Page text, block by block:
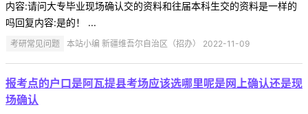
内容:请问大专毕业现场确认交的资料和往届本科生交的资料是一样的
吗回复内容:是的！ ...
考研常见问题 本站小编 新疆维吾尔自治区（招办） 2022-11-09
报考点的户口是阿瓦提县考场应该选哪里呢是网上确认还是现
场确认